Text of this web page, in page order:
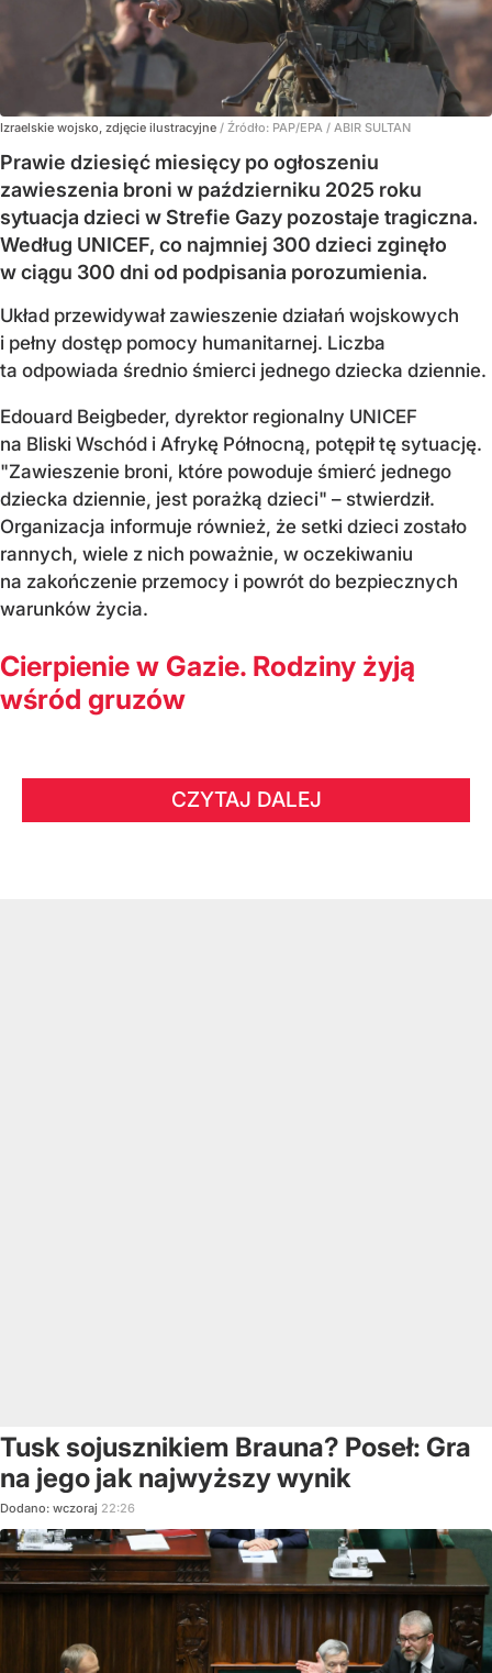
Izraelskie wojsko, zdjęcie ilustracyjne / Źródło: PAP/EPA / ABIR SULTAN
Prawie dziesięć miesięcy po ogłoszeniu
zawieszenia broni w październiku 2025 roku
sytuacja dzieci w Strefie Gazy pozostaje tragiczna.
Według UNICEF, co najmniej 300 dzieci zginęło
w ciągu 300 dni od podpisania porozumienia.
Układ przewidywał zawieszenie działań wojskowych
i pełny dostęp pomocy humanitarnej. Liczba
ta odpowiada średnio śmierci jednego dziecka dziennie.
Edouard Beigbeder, dyrektor regionalny UNICEF
na Bliski Wschód i Afrykę Północną, potępił tę sytuację.
"Zawieszenie broni, które powoduje śmierć jednego
dziecka dziennie, jest porażką dzieci" – stwierdził.
Organizacja informuje również, że setki dzieci zostało
rannych, wiele z nich poważnie, w oczekiwaniu
na zakończenie przemocy i powrót do bezpiecznych
warunków życia.
Cierpienie w Gazie. Rodziny żyją
wśród gruzów
CZYTAJ DALEJ
Tusk sojusznikiem Brauna? Poseł: Gra
na jego jak najwyższy wynik
Dodano: wczoraj 22:26